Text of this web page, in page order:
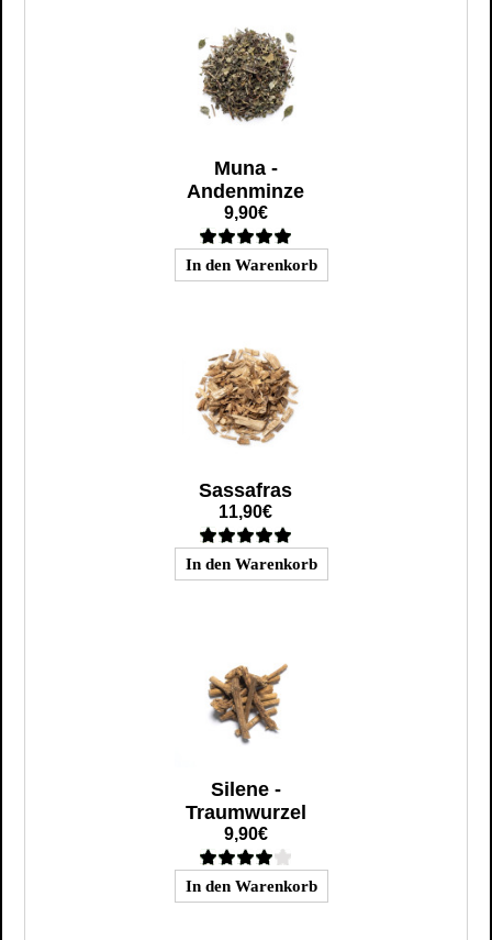
Muna -
Andenminze
9,90€
Sassafras
11,90€
Silene -
Traumwurzel
9,90€